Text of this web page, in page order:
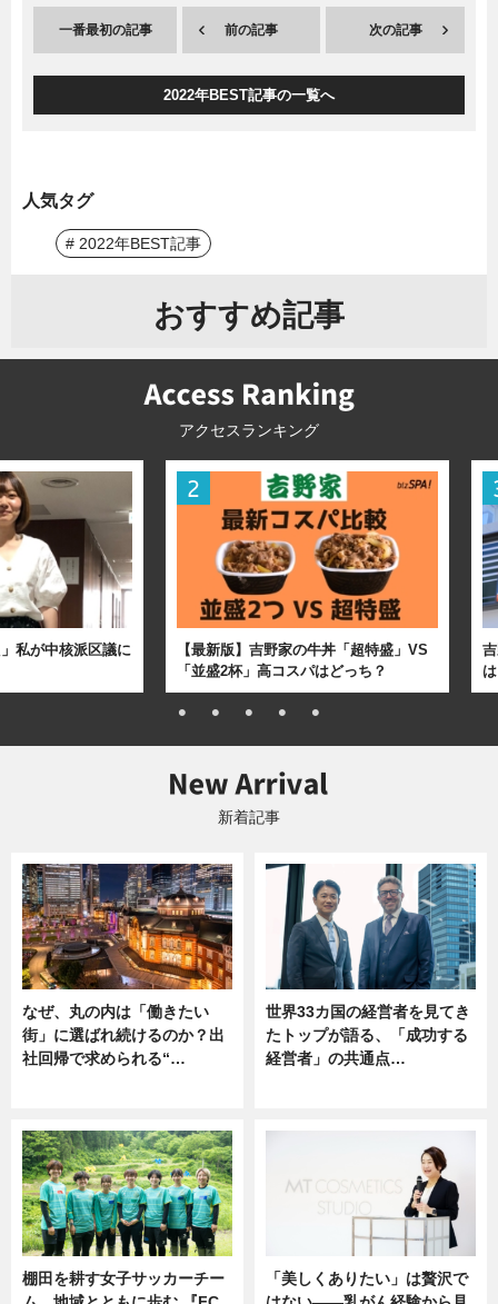
一番最初の記事 前の記事 次の記事
2022年BEST記事の一覧へ
人気タグ
# 2022年BEST記事
おすすめ記事
アクセスランキング
私が中核派区議に
【最新版】吉野家の牛丼「超特盛」VS
「並盛2杯」高コスパはどっち？
新着記事
なぜ、丸の内は「働きたい
街」に選ばれ続けるのか？出
社回帰で求められる“…
世界33カ国の経営者を見てき
たトップが語る、「成功する
経営者」の共通点…
棚田を耕す女子サッカーチー
「美しくありたい」は贅沢で